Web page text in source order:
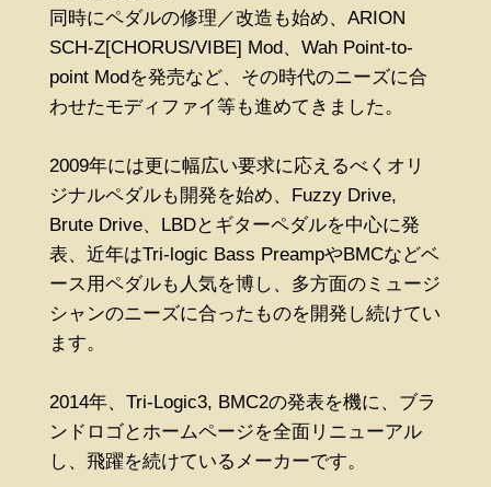
同時にペダルの修理／改造も始め、ARION
SCH-Z[CHORUS/VIBE] Mod、Wah Point-to-
point Modを発売など、その時代のニーズに合
わせたモディファイ等も進めてきました。
2009年には更に幅広い要求に応えるべくオリ
ジナルペダルも開発を始め、Fuzzy Drive,
Brute Drive、LBDとギターペダルを中心に発
表、近年はTri-logic Bass PreampやBMCなどベ
ース用ペダルも人気を博し、多方面のミュージ
シャンのニーズに合ったものを開発し続けてい
ます。
2014年、Tri-Logic3, BMC2の発表を機に、ブラ
ンドロゴとホームページを全面リニューアル
し、飛躍を続けているメーカーです。